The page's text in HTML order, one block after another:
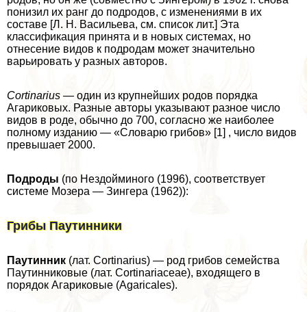
понизил их ранг до подродов, с изменениями в их
составе [Л. Н. Васильева, см. список лит.] Эта
классификация принята и в новых системах, но
отнесение видов к подродам может значительно
варьировать у разных авторов.
Cortinarius — один из крупнейших родов порядка
Агариковых. Разные авторы указывают разное число
видов в роде, обычно до 700, согласно же наиболее
полному изданию — «Словарю грибов» [1] , число видов
превышает 2000.
Подроды (по Нездойминого (1996), соответствует
системе Мозера — Зингера (1962)):
Грибы Паутинники
Паутинник (лат. Cortinarius) — род грибов семейства
Паутинниковые (лат. Cortinariaceae), входящего в
порядок Агариковые (Agaricales).